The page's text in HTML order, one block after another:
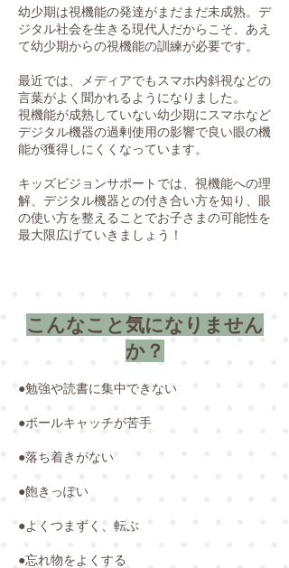
幼少期は視機能の発達がまだまだ未成熟。デ
ジタル社会を生きる現代人だからこそ、あえ
て幼少期からの視機能の訓練が必要です。
最近では、メディアでもスマホ内斜視などの
言葉がよく聞かれるようになりました。
視機能が成熟していない幼少期にスマホなど
デジタル機器の過剰使用の影響で良い眼の機
能が獲得しにくくなっています。
キッズビジョンサポートでは、視機能への理
解、デジタル機器との付き合い方を知り、眼
の使い方を整えることでお子さまの可能性を
最大限広げていきましょう！
こんなこと気になりません
か？
●勉強や読書に集中できない
●ボールキャッチが苦手
●落ち着きがない
●飽きっぽい
●よくつまずく、転ぶ
​●忘れ物をよくする